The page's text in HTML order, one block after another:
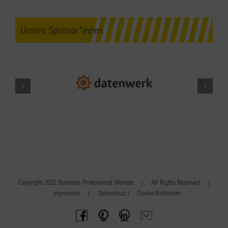
Unsere Sponsor*innen
Copyright 2022 Business Professional Women | All Rights Reserved |
Impressum | Datenschutz | Cookie Richtlinien
BPW
Austria
Offenes
Frauennetzwerk
BPW
Gruppe
Anfrage
schicken